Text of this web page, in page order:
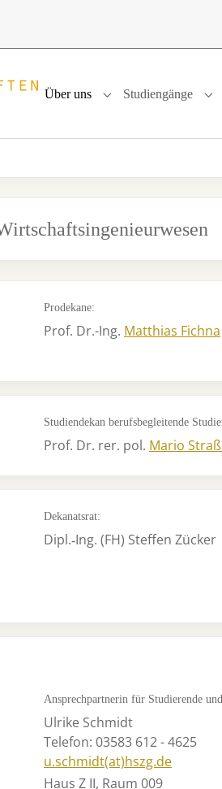
Über uns
Submenu for "Über
Studiengänge
Prodekane:
Prof. Dr.-Ing. Matthias Fichna
Studiendekan berufsbegleitende
Prof. Dr. rer. pol. Mario
Dekanatsrat:
Dipl.‐Ing. (FH) Steffen Zücker
Ansprechpartnerin für Studierende
Ulrike Schmidt
Telefon: 03583 612 - 4625
u.schmidt(at)hszg.de
Haus Z II, Raum 009